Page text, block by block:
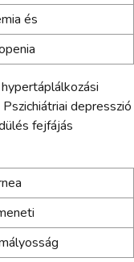
és
depresszió
fejfájás